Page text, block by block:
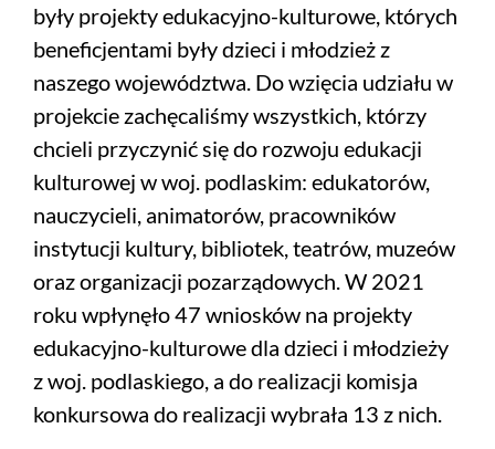
były projekty edukacyjno-kulturowe, których
beneficjentami były dzieci i młodzież z
naszego województwa. Do wzięcia udziału w
projekcie zachęcaliśmy wszystkich, którzy
chcieli przyczynić się do rozwoju edukacji
kulturowej w woj. podlaskim: edukatorów,
nauczycieli, animatorów, pracowników
instytucji kultury, bibliotek, teatrów, muzeów
oraz organizacji pozarządowych. W 2021
roku wpłynęło 47 wniosków na projekty
edukacyjno-kulturowe dla dzieci i młodzieży
z woj. podlaskiego, a do realizacji komisja
konkursowa do realizacji wybrała 13 z nich.